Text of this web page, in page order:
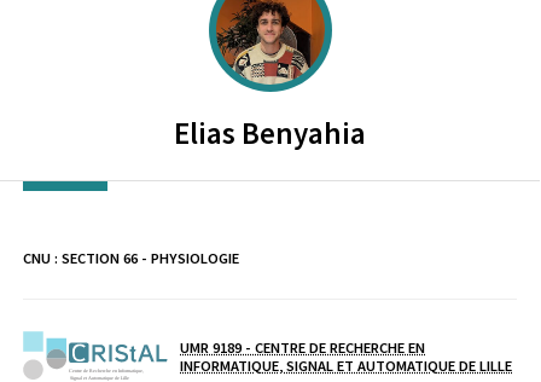
Elias Benyahia
CNU : SECTION 66 - PHYSIOLOGIE
Laboratoire / équipe
UMR 9189 - CENTRE DE RECHERCHE EN
INFORMATIQUE, SIGNAL ET AUTOMATIQUE DE LILLE